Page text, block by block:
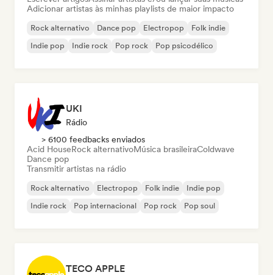
Adicionar artistas às minhas playlists de maior impacto
Rock alternativo Dance pop Electropop
Folk indie
Indie pop
Indie rock Pop rock Pop psicodélico
UKI
Rádio
> 6100 feedbacks enviados
Acid HouseRock alternativoMúsica brasileiraColdwave
Dance pop
Transmitir artistas na rádio
Rock alternativo Electropop Folk indie
Indie pop
Indie rock
Pop internacional Pop rock Pop soul
TECO APPLE